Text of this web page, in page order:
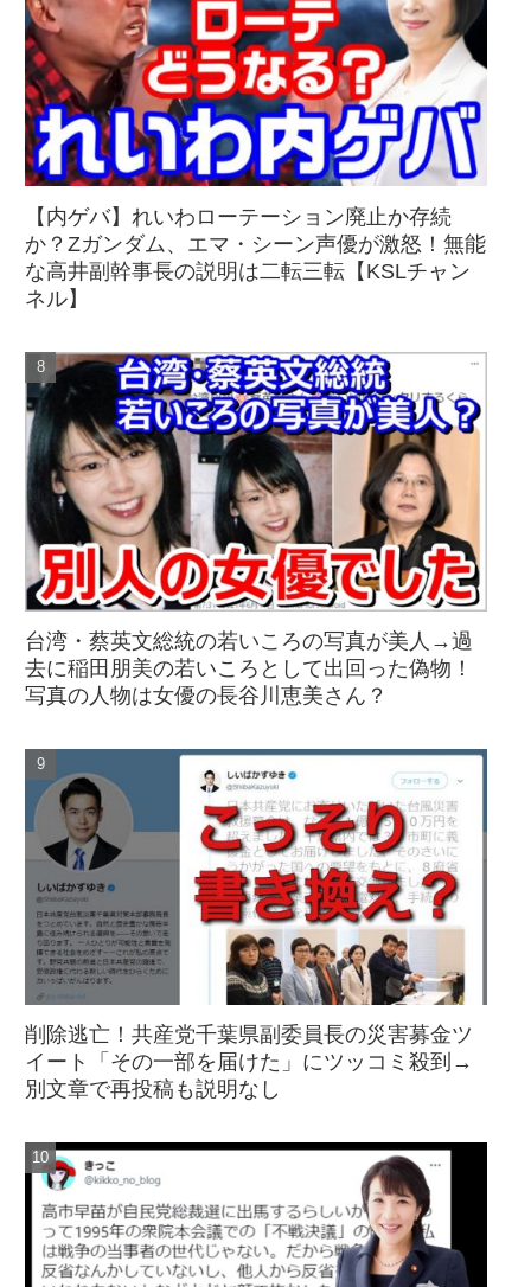
【内ゲバ】れいわローテーション廃止か存続
か？Zガンダム、エマ・シーン声優が激怒！無能
な高井副幹事長の説明は二転三転【KSLチャン
ネル】
台湾・蔡英文総統の若いころの写真が美人→過
去に稲田朋美の若いころとして出回った偽物！
写真の人物は女優の長谷川恵美さん？
削除逃亡！共産党千葉県副委員長の災害募金ツ
イート「その一部を届けた」にツッコミ殺到→
別文章で再投稿も説明なし